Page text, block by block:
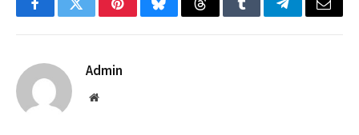
FacebookTwitterPinterestBlueskyThreadsTumblrTelegramEmail
Admin
Website